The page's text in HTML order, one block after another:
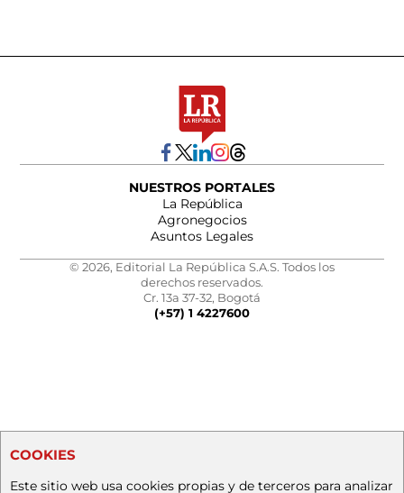
NUESTROS PORTALES
La República
Agronegocios
Asuntos Legales
© 2026, Editorial La República S.A.S. Todos los
derechos reservados.
Cr. 13a 37-32, Bogotá
(+57) 1 4227600
COOKIES
Este sitio web usa cookies propias y de terceros para analizar